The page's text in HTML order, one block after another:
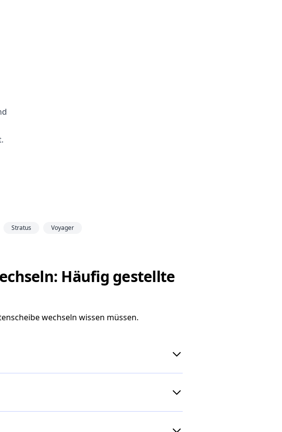
Stratus Voyager
Häufig gestellte
wechseln wissen müssen.